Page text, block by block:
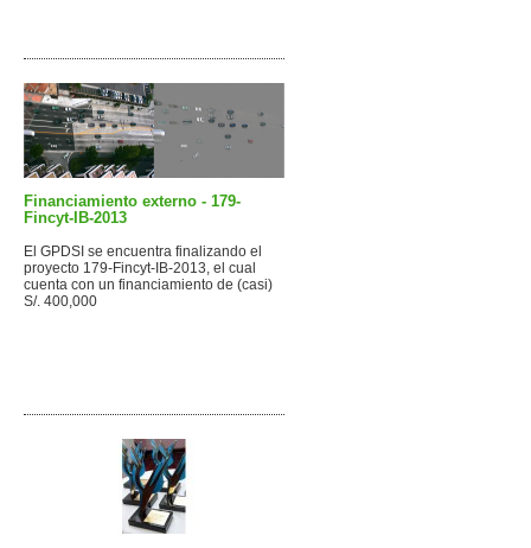
Financiamiento externo - 179-
Fincyt-IB-2013
El GPDSI se encuentra finalizando el
proyecto 179-Fincyt-IB-2013, el cual
cuenta con un financiamiento de (casi)
S/. 400,000